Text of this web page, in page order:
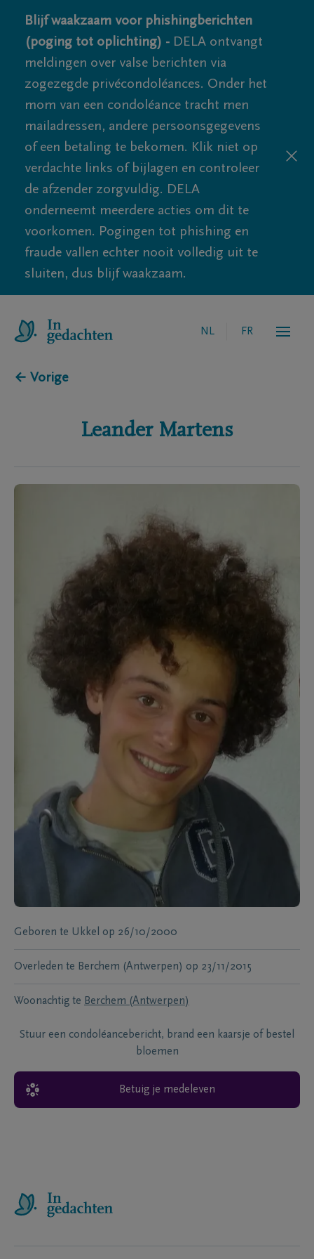
Blijf waakzaam voor phishingberichten
(poging tot oplichting) - DELA ontvangt
meldingen over valse berichten via
zogezegde privécondoléances. Onder het
mom van een condoléance tracht men
mailadressen, andere persoonsgegevens
of een betaling te bekomen. Klik niet op
verdachte links of bijlagen en controleer
de afzender zorgvuldig. DELA
onderneemt meerdere acties om dit te
voorkomen. Pogingen tot phishing en
fraude vallen echter nooit volledig uit te
sluiten, dus blijf waakzaam.
NL FR
← Vorige
Leander Martens
Geboren te Ukkel op 26/10/2000
Overleden te Berchem (Antwerpen) op 23/11/2015
Woonachtig te Berchem (Antwerpen)
Stuur een condoléancebericht, brand een kaarsje of bestel
bloemen
Betuig je medeleven